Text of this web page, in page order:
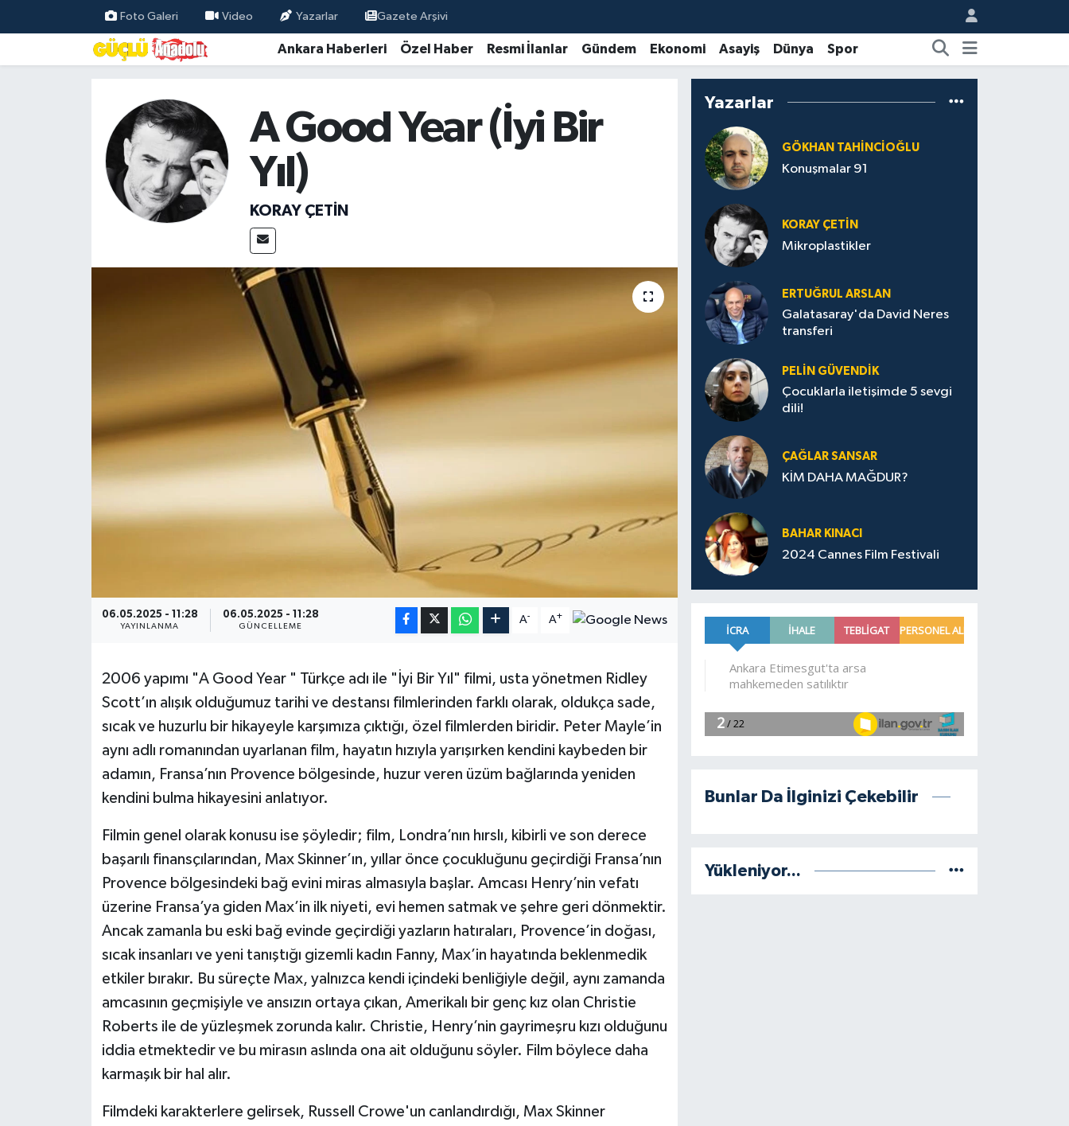
Foto Galeri Video Yazarlar Gazete Arşivi
Ankara Haberleri Özel Haber Resmi İlanlar Gündem Ekonomi Asayiş Dünya Spor
A Good Year (İyi Bir
Yıl)
KORAY ÇETIN
06.05.2025 - 11:28
YAYINLANMA
06.05.2025 - 11:28
GÜNCELLEME
A- A+
2006 yapımı "A Good Year " Türkçe adı ile "İyi Bir Yıl" filmi, usta yönetmen Ridley
Scott’ın alışık olduğumuz tarihi ve destansı filmlerinden farklı olarak, oldukça sade,
sıcak ve huzurlu bir hikayeyle karşımıza çıktığı, özel filmlerden biridir. Peter Mayle’in
aynı adlı romanından uyarlanan film, hayatın hızıyla yarışırken kendini kaybeden bir
adamın, Fransa’nın Provence bölgesinde, huzur veren üzüm bağlarında yeniden
kendini bulma hikayesini anlatıyor.
Filmin genel olarak konusu ise şöyledir; film, Londra’nın hırslı, kibirli ve son derece
başarılı finansçılarından, Max Skinner’ın, yıllar önce çocukluğunu geçirdiği Fransa’nın
Provence bölgesindeki bağ evini miras almasıyla başlar. Amcası Henry’nin vefatı
üzerine Fransa’ya giden Max’in ilk niyeti, evi hemen satmak ve şehre geri dönmektir.
Ancak zamanla bu eski bağ evinde geçirdiği yazların hatıraları, Provence’in doğası,
sıcak insanları ve yeni tanıştığı gizemli kadın Fanny, Max’in hayatında beklenmedik
etkiler bırakır. Bu süreçte Max, yalnızca kendi içindeki benliğiyle değil, aynı zamanda
amcasının geçmişiyle ve ansızın ortaya çıkan, Amerikalı bir genç kız olan Christie
Roberts ile de yüzleşmek zorunda kalır. Christie, Henry’nin gayrimeşru kızı olduğunu
iddia etmektedir ve bu mirasın aslında ona ait olduğunu söyler. Film böylece daha
karmaşık bir hal alır.
Filmdeki karakterlere gelirsek, Russell Crowe'un canlandırdığı, Max Skinner
Yazarlar
GÖKHAN TAHINCIOĞLU
Konuşmalar 91
KORAY ÇETIN
Mikroplastikler
ERTUĞRUL ARSLAN
Galatasaray'da David Neres
transferi
PELIN GÜVENDIK
Çocuklarla iletişimde 5 sevgi
dili!
ÇAĞLAR SANSAR
KİM DAHA MAĞDUR?
BAHAR KINACI
2024 Cannes Film Festivali
Bunlar Da İlginizi Çekebilir
Yükleniyor...
Özel Haber
Ankara Haberleri
Resmi İlanlar
Burç Yorumları
Teknoloji
Televizyon